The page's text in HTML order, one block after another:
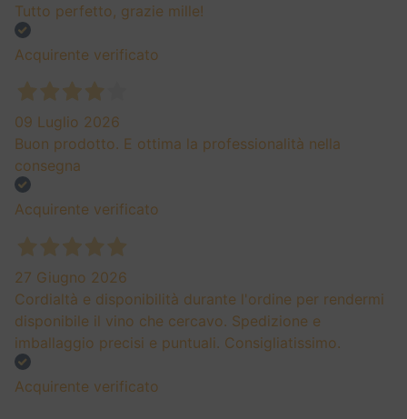
Tutto perfetto, grazie mille!
Acquirente verificato
09 Luglio 2026
Buon prodotto. E ottima la professionalità nella
consegna
Acquirente verificato
27 Giugno 2026
Cordialtà e disponibilità durante l'ordine per rendermi
disponibile il vino che cercavo. Spedizione e
imballaggio precisi e puntuali. Consigliatissimo.
Acquirente verificato